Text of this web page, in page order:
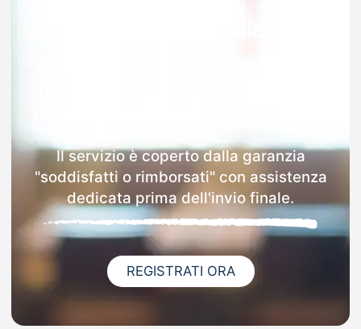
Il servizio è coperto dalla garanzia
"soddisfatti o rimborsati" con assistenza
dedicata prima dell'invio finale.
REGISTRATI ORA